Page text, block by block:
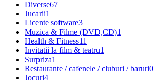
Diverse67
Jucarii1
Licente software3
Muzica & Filme (DVD,CD)1
Health & Fitness11
Invitatii la film & teatru1
Surpriza1
Restaurante / cafenele / cluburi / baruri0
Jocuri4